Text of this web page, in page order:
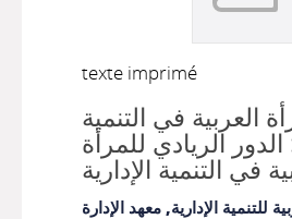
texte imprimé
العربية في التنمية
الدور الريادي للمرأة
في التنمية الإدارية
للتنمية الإدارية, معهد الإدارة